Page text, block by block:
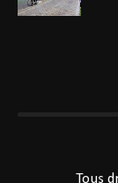
Tous